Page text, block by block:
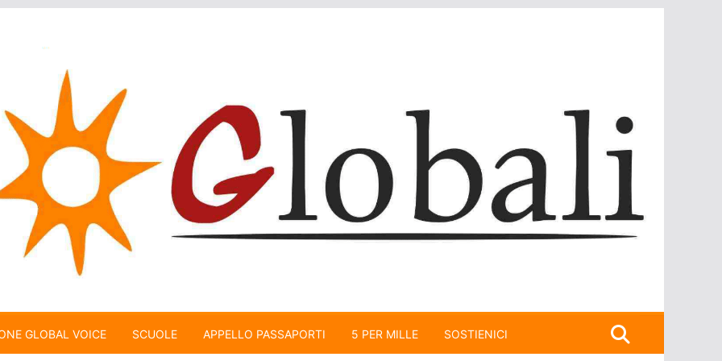
GLOBAL VOICE SCUOLE APPELLO PASSAPORTI 5 PER MILLE SOSTIENICI